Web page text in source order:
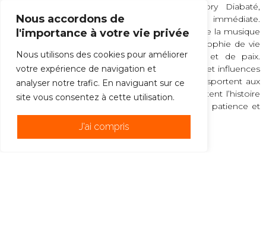
Nous accordons de
l'importance à votre vie privée
Nous utilisons des cookies pour améliorer
votre expérience de navigation et
analyser notre trafic. En naviguant sur ce
site vous consentez à cette utilisation.
J'ai compris
de Sékouba Condé, percussionniste, et Sory Diabaté,
balafoniste, avec qui l’entente artistique est immédiate.
Entièrement habités par leur art, ces virtuoses de la musique
et de la percussion sont guidés par une philosophie de vie
qui s’appuie sur des concepts de fraternité et de paix.
Ensemble, ils alternent mélodies traditionnelles et influences
contemporaines. Ils nous bercent et nous transportent aux
sons des mélodies mandingues et nous racontent l’histoire
du peuple mandingue et de l’Afrique, la paix, la patience et
l’amour.